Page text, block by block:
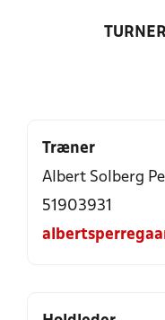
Træner
Albert Solberg
51903931